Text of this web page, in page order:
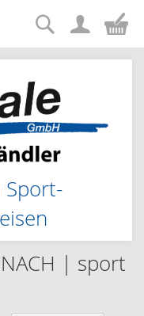
Suche
| sport